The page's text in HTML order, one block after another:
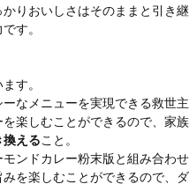
りおいしさはそのままと引き継
す。
す。
なメニューを実現できる救世主
楽しむことができるので、家族
換えること。
ンドカレー粉末版と組み合わ
を楽しむことができるので、